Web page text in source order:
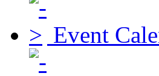
Event